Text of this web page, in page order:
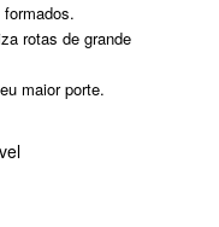
rotas de grande
maior porte.